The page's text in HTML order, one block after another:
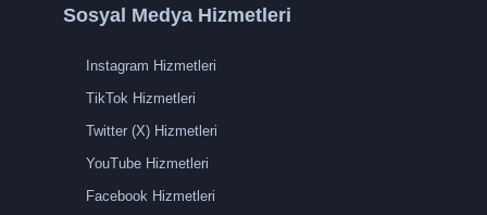
Sosyal Medya Hizmetleri
Instagram Hizmetleri
TikTok Hizmetleri
Twitter (X) Hizmetleri
YouTube Hizmetleri
Facebook Hizmetleri